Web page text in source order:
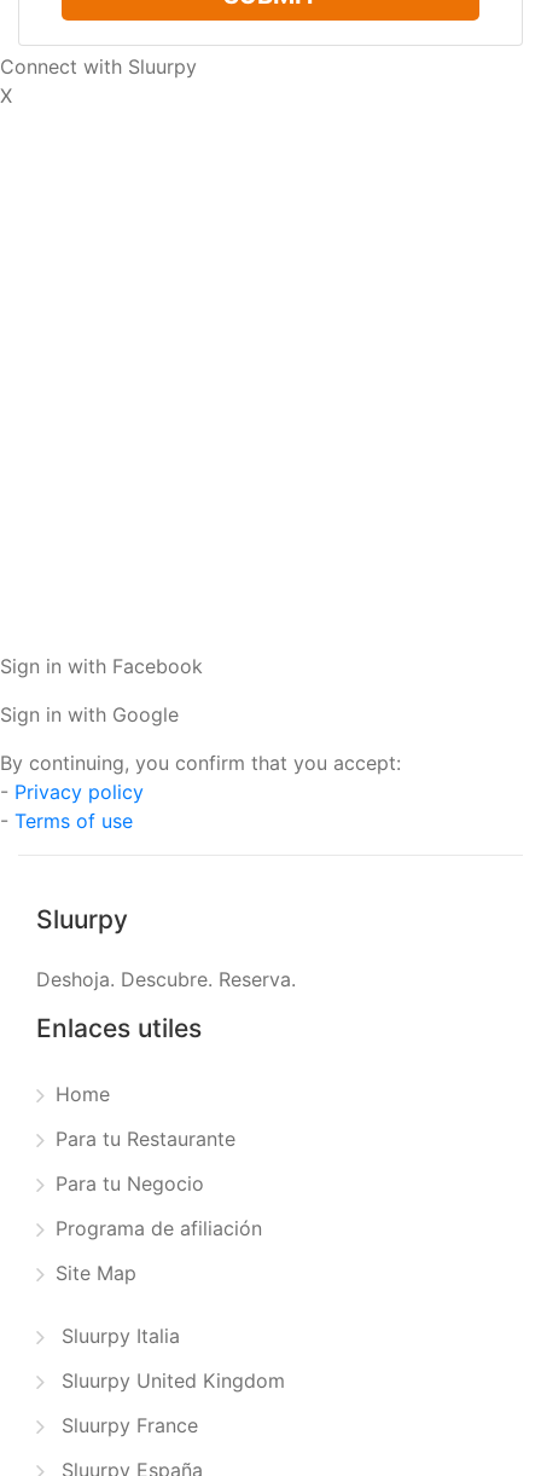
Connect with Sluurpy
X
Sign in with Facebook
Sign in with Google
By continuing, you confirm that you accept:
- Privacy policy
- Terms of use
Sluurpy
Deshoja. Descubre. Reserva.
Enlaces utiles
Home
Para tu Restaurante
Para tu Negocio
Programa de afiliación
Site Map
Sluurpy Italia
Sluurpy United Kingdom
Sluurpy France
Sluurpy España